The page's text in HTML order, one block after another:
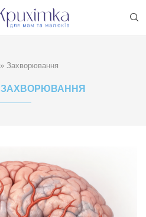
» Захворювання
ЗАХВОРЮВАННЯ